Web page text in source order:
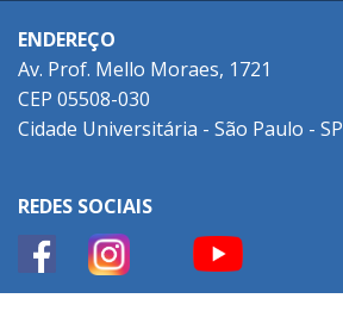
ENDEREÇO
Av. Prof. Mello Moraes, 1721
CEP 05508-030
Cidade Universitária - São Paulo - SP
REDES SOCIAIS